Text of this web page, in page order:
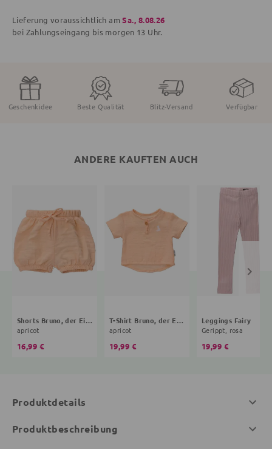
Lieferung voraussichtlich amSa., 8.08.26
bei Zahlungseingang bis morgen 13 Uhr.
Geschenkidee Beste Qualität Blitz-Versand Verfügbar
ANDERE KAUFTEN AUCH
Shorts Bruno, der Eisbär
apricot
16,99 €
T-Shirt Bruno, der Eisbär
apricot
19,99 €
Leggings Fairy
Gerippt, rosa
19,99 €
Produktdetails
Produktbeschreibung